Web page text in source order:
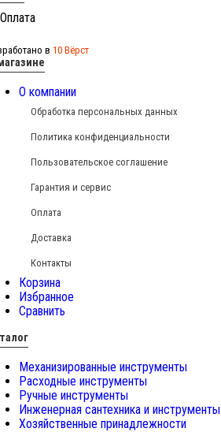
в 10 Вёрст
О компании
Обработка персональных данных
Политика конфиденциальности
Пользовательское соглашение
Гарантия и сервис
Оплата
Доставка
Контакты
Корзина
Избранное
Сравнить
Механизированные инструменты
Расходные инструменты
Ручные инструменты
Инженерная сантехника и инструменты
Хозяйственные принадлежности